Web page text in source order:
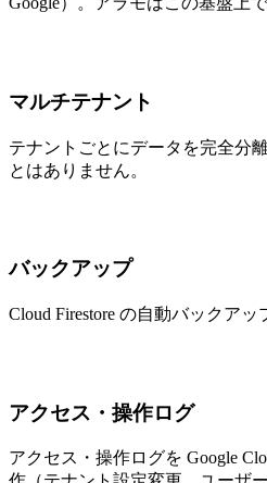
マルチテナント
テナントごとにデータを完全分
とはありません。
バックアップ
Cloud Firestore の自動バックアッ
アクセス・操作ログ
アクセス・操作ログを Google